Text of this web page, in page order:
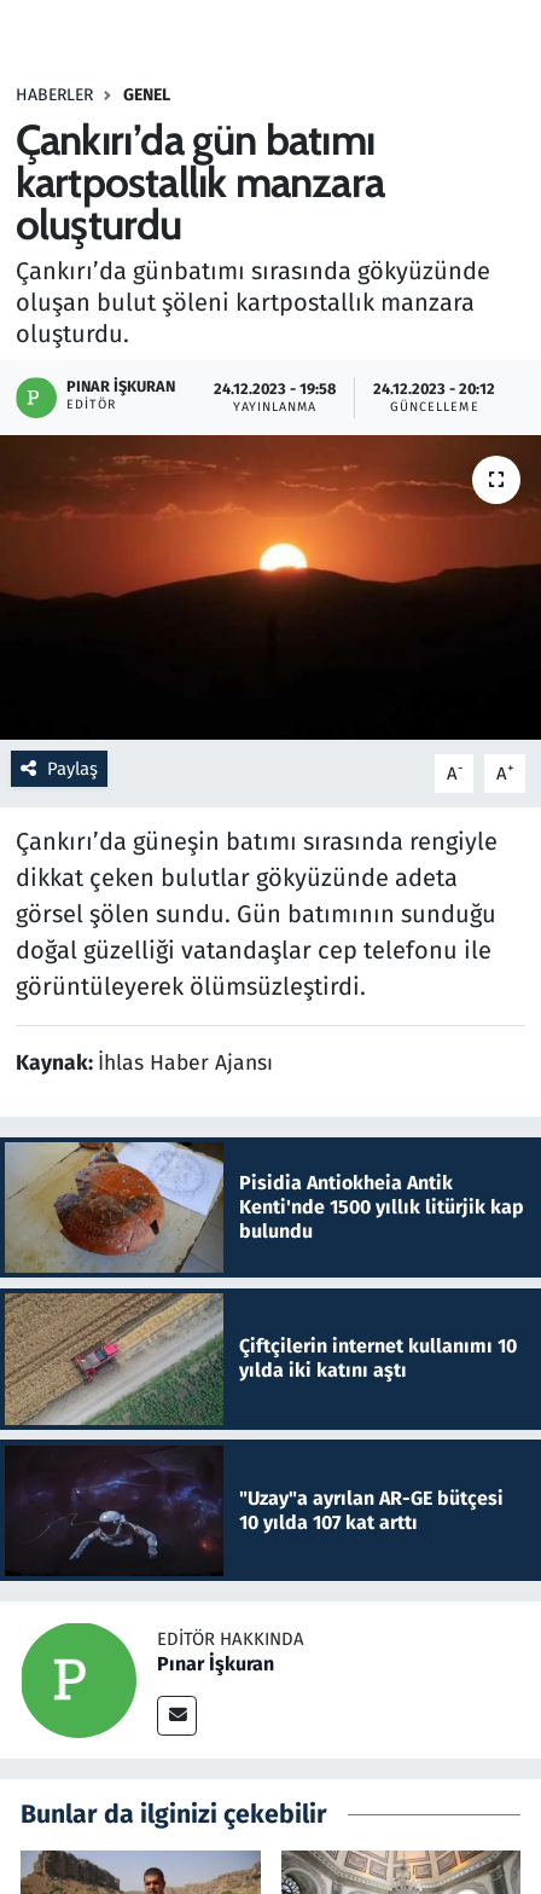
HABERLER GENEL
Çankırı’da gün batımı
kartpostallık manzara
oluşturdu
Çankırı’da günbatımı sırasında gökyüzünde
oluşan bulut şöleni kartpostallık manzara
oluşturdu.
PINAR İŞKURAN
EDITÖR
24.12.2023 - 19:58
YAYINLANMA
24.12.2023 - 20:12
GÜNCELLEME
Paylaş A- A+
Çankırı’da güneşin batımı sırasında rengiyle
dikkat çeken bulutlar gökyüzünde adeta
görsel şölen sundu. Gün batımının sunduğu
doğal güzelliği vatandaşlar cep telefonu ile
görüntüleyerek ölümsüzleştirdi.
Kaynak: İhlas Haber Ajansı
Pisidia Antiokheia Antik
Kenti'nde 1500 yıllık litürjik kap
bulundu
Çiftçilerin internet kullanımı 10
yılda iki katını aştı
"Uzay"a ayrılan AR-GE bütçesi
10 yılda 107 kat arttı
EDITÖR HAKKINDA
Pınar İşkuran
Bunlar da ilginizi çekebilir
Haber
Kültür Sanat
Kurumsal Haberler
Lezzet Durağı
Memur ve Kamu
Otomobil
Oyun
Resmi İlanlar
Savunma Sanayi
Seçim 2023
Spor
Teknoloji ve Bilim
Televizyon